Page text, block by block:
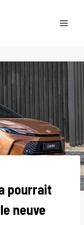
pourrait
neuve